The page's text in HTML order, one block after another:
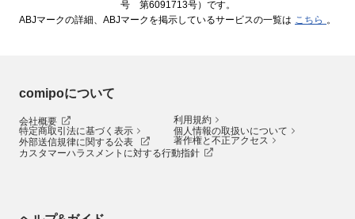
号 第6091713号）です。
ABJマークの詳細、ABJマークを掲示しているサービスの一覧は こちら 。
comipoについて
会社概要
利用規約
特定商取引法に基づく表示
個人情報の取扱いについて
外部送信規律に関する公表
著作権と不正アクセス
カスタマーハラスメントに対する行動指針